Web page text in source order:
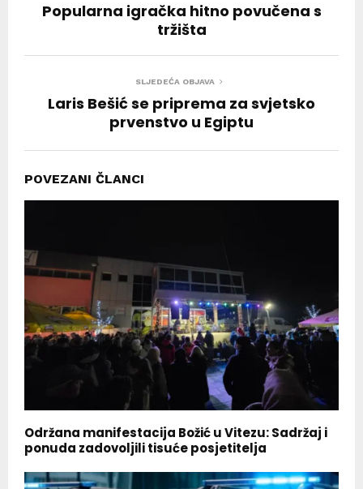
Popularna igračka hitno povučena s
tržišta
SLJEDEĆA OBJAVA
Laris Bešić se priprema za svjetsko
prvenstvo u Egiptu
POVEZANI ČLANCI
Održana manifestacija Božić u Vitezu: Sadržaj i
ponuda zadovoljili tisuće posjetitelja